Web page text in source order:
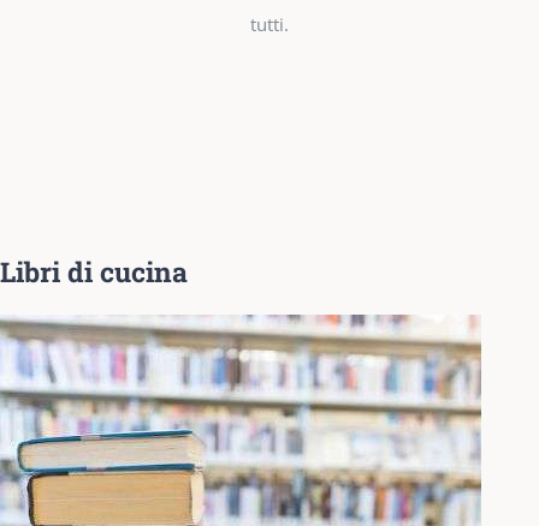
tutti.
Libri di cucina